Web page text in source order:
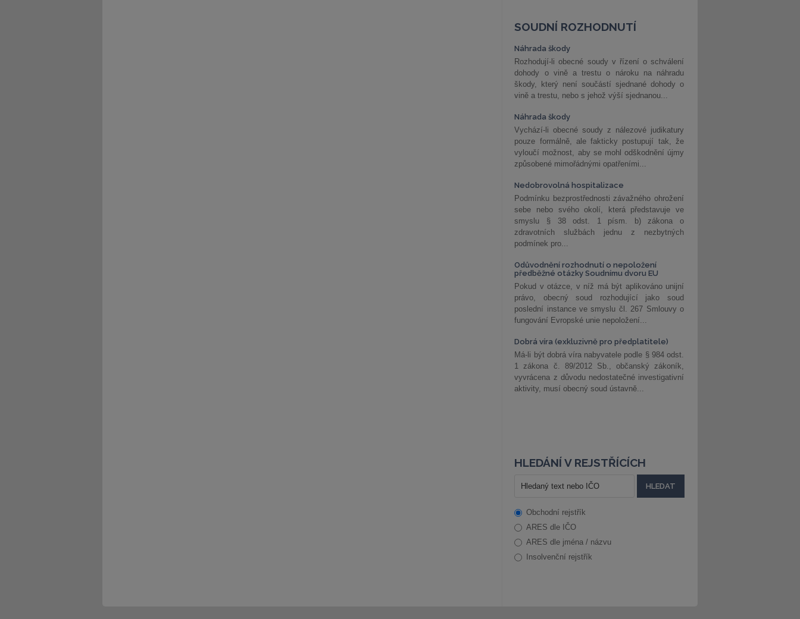
SOUDNÍ ROZHODNUTÍ
Náhrada škody
Rozhodují-li obecné soudy v řízení o schválení
dohody o vině a trestu o nároku na náhradu
škody, který není součástí sjednané dohody o
vině a trestu, nebo s jehož výší sjednanou...
Náhrada škody
Vychází-li obecné soudy z nálezové judikatury
pouze formálně, ale fakticky postupují tak, že
vyloučí možnost, aby se mohl odškodnění újmy
způsobené mimořádnými opatřeními...
Nedobrovolná hospitalizace
Podmínku bezprostřednosti závažného ohrožení
sebe nebo svého okolí, která představuje ve
smyslu § 38 odst. 1 písm. b) zákona o
zdravotních službách jednu z nezbytných
podmínek pro...
Odůvodnění rozhodnutí o nepoložení
předběžné otázky Soudnímu dvoru EU
Pokud v otázce, v níž má být aplikováno unijní
právo, obecný soud rozhodující jako soud
poslední instance ve smyslu čl. 267 Smlouvy o
fungování Evropské unie nepoložení...
Dobrá víra (exkluzivně pro předplatitele)
Má-li být dobrá víra nabyvatele podle § 984 odst.
1 zákona č. 89/2012 Sb., občanský zákoník,
vyvrácena z důvodu nedostatečné investigativní
aktivity, musí obecný soud ústavně...
HLEDÁNÍ V REJSTŘÍCÍCH
Obchodní rejstřík
ARES dle IČO
ARES dle jména / názvu
Insolvenční rejstřík